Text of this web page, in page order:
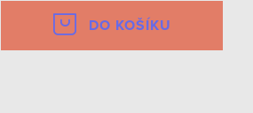
DO KOŠÍKU